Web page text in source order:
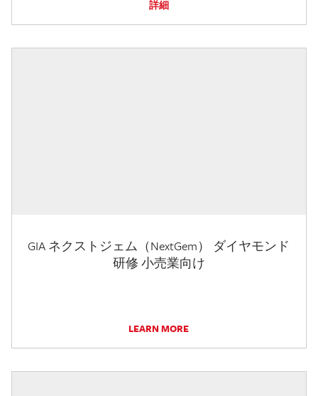
詳細
GIA ネクストジェム（NextGem） ダイヤモンド
研修 小売業向け
LEARN MORE